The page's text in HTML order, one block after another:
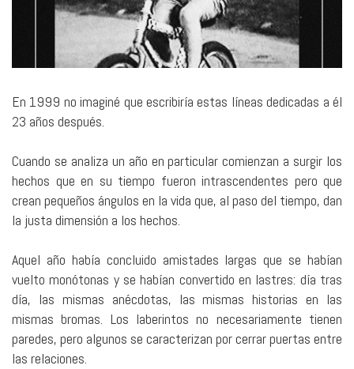
En 1999 no imaginé que escribiría estas líneas dedicadas a él
23 años después.
Cuando se analiza un año en particular comienzan a surgir los
hechos que en su tiempo fueron intrascendentes pero que
crean pequeños ángulos en la vida que, al paso del tiempo, dan
la justa dimensión a los hechos.
Aquel año había concluido amistades largas que se habían
vuelto monótonas y se habían convertido en lastres: día tras
día, las mismas anécdotas, las mismas historias en las
mismas bromas. Los laberintos no necesariamente tienen
paredes, pero algunos se caracterizan por cerrar puertas entre
las relaciones.